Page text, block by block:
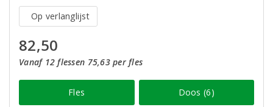
Op verlanglijst
82,50
Vanaf 12 flessen 75,63 per fles
Fles Doos (6)